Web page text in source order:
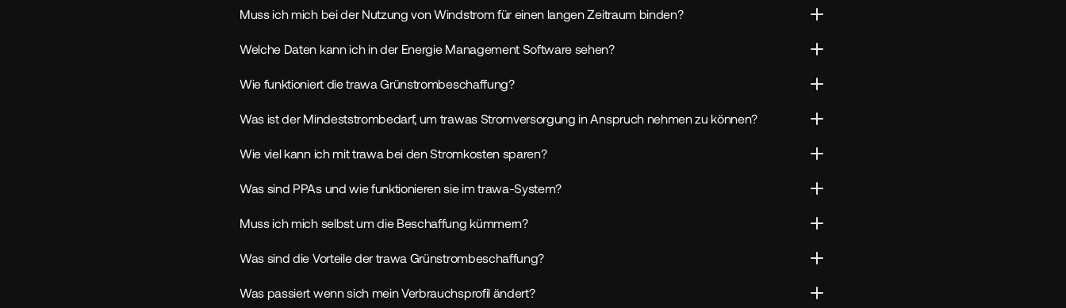
Muss ich mich bei der Nutzung von Windstrom für einen langen Zeitraum binden?
Welche Daten kann ich in der Energie Management Software sehen?
Wie funktioniert die trawa Grünstrombeschaffung?
Was ist der Mindeststrombedarf, um trawas Stromversorgung in Anspruch nehmen zu können?
Wie viel kann ich mit trawa bei den Stromkosten sparen?
Was sind PPAs und wie funktionieren sie im trawa-System?
Muss ich mich selbst um die Beschaffung kümmern?
Was sind die Vorteile der trawa Grünstrombeschaffung?
Was passiert wenn sich mein Verbrauchsprofil ändert?